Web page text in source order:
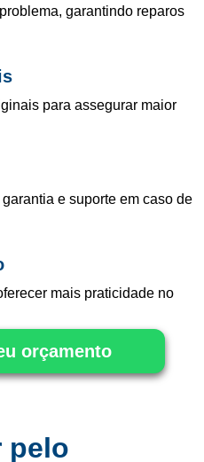
garantindo reparos
para assegurar maior
e suporte em caso de
mais praticidade no
orçamento
pelo